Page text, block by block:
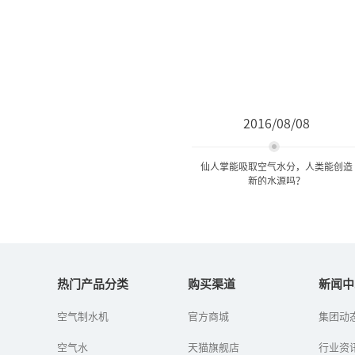
2016/08/08
仙人掌能吸取空气水分，人类能创造
新的水源吗？
看到草帽飞跑，人们想到
鸟展翅高飞，人们发明了
热门产品分类
空气制水机
空气水
购买渠道
官方商城
天猫旗舰店
新闻
集团动
行业资